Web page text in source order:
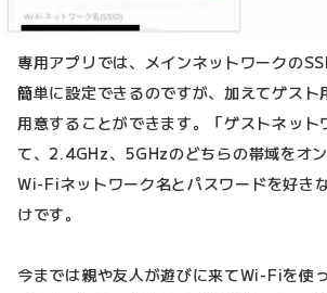
専用アプリでは、メインネットワークの
簡単に設定できるのですが、加えてゲスト
用意することができます。「ゲストネット
て、2.4GHz、5GHzのどちらの帯域をオン
Wi-Fiネットワーク名とパスワードを好き
けです。
今までは親や友人が遊びに来てWi-Fiを使